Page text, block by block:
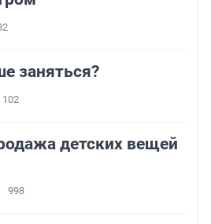
заняться?
102
детских вещей
998